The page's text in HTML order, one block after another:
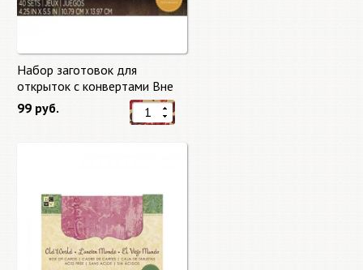
Набор заготовок для
открыток с конвертами Вне
времени (Timeless) от DCWV
99 руб.